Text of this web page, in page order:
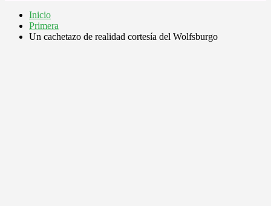
Inicio
Primera
Un cachetazo de realidad cortesía del Wolfsburgo